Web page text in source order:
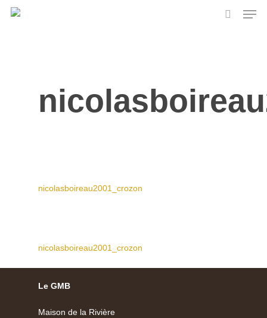
Skip
nicolasboireau2001_crozon
nicolasboireau2001_crozon
Le GMB
Maison de la Rivière